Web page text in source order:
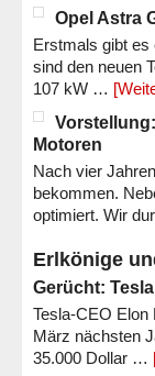
Opel Astra
Erstmals gibt es
sind den neuen
107 kW …
Motoren
Nach vier
bekommen.
optimiert. Wir
Erlkönige
Gerücht:
Tesla-CEO Elon
März nächsten
35.000 Dollar …